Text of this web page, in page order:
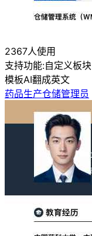
2367人使用
支持功能:自定义板块
模板AI翻成英文
药品生产仓储管理员